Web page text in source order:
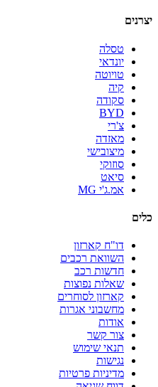
יצרנים
טסלה
יונדאי
טויוטה
קיה
סקודה
BYD
צ'רי
מאזדה
מיצובישי
סוזוקי
סיאט
אמ.ג'י MG
כלים
דו"ח קארזון
השוואת רכבים
חדשות רכב
שאלות נפוצות
קארזון לסוחרים
מחשבוני אגרות
אודות
צור קשר
תנאי שימוש
נגישות
מדיניות פרטיות